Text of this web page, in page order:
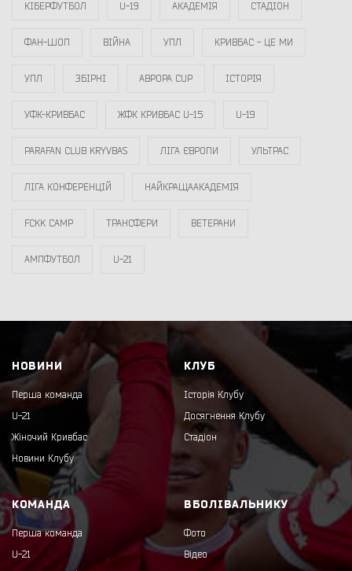
КІБЕРФУТБОЛ U-19 АКАДЕМІЯ СТАДІОН
ФАН-ШОП ВІЙНА УПЛ КРИВБАС - ЦЕ МИ
УПЛ ЗБІРНІ АВРОРА CUP ІСТОРІЯ
УФК-КРИВБАС ЖФК КРИВБАС U-15 U-19
PARAFAN CLUB KRYVBAS ЛІГА ЄВРОПИ УЛЬТРАС
ЛІГА КОНФЕРЕНЦІЙ НАЙКРАЩААКАДЕМІЯ
FCKK CAMP ТРАНСФЕРИ ВЕТЕРАНИ
АМПФУТБОЛ U-21
НОВИНИ
Перша команда
U-21
Жіночий Кривбас
Новини Клубу
КЛУБ
Історія Клубу
Досягнення Клубу
Стадіон
КОМАНДА
Перша команда
U-21
ВБОЛІВАЛЬНИКУ
Фото
Відео